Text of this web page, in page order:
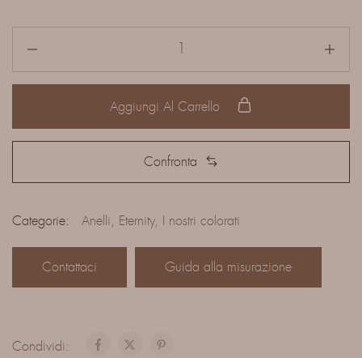
Aggiungi Al Carrello
Confronta
Categorie: Anelli, Eternity, I nostri colorati
Contattaci Guida alla misurazione
Condividi: